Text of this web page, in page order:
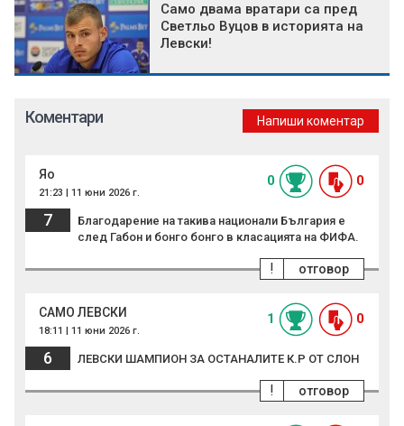
Само двама вратари са пред
Светльо Вуцов в историята на
Левски!
Коментари Напиши коментар
Яо
21:23 | 11 юни 2026 г.
0 0
7
Благодарение на такива национали България е
след Габон и бонго бонго в класацията на ФИФА.
отговор
!
САМО ЛЕВСКИ
18:11 | 11 юни 2026 г.
1 0
6 ЛЕВСКИ ШАМПИОН ЗА ОСТАНАЛИТЕ К.Р ОТ СЛОН
отговор
!